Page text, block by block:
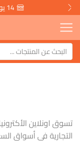
14 يومًا من الإرجاع المجاني والسريع
تسوق اونلاين
التجارية فى أسواق